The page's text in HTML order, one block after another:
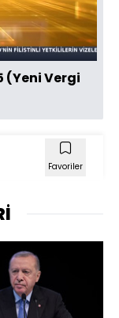
(Yeni Vergi
Favoriler